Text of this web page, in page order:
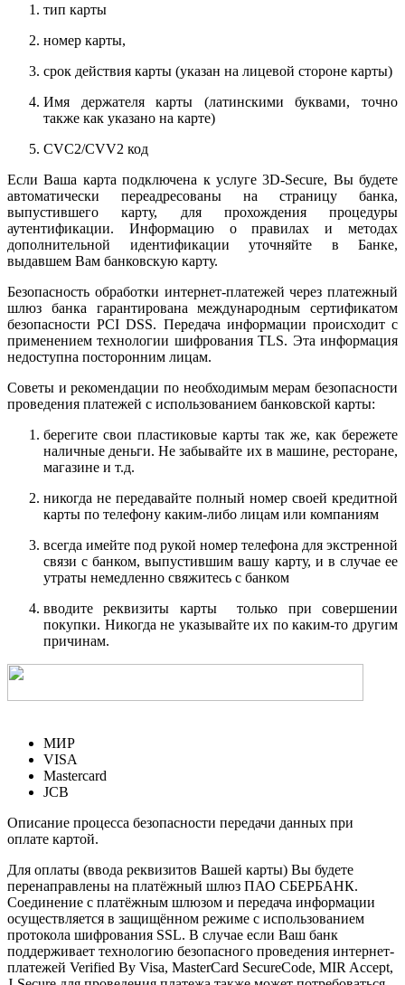
тип карты
номер карты,
срок действия карты (указан на лицевой стороне карты)
Имя держателя карты (латинскими буквами, точно
также как указано на карте)
CVC2/CVV2 код
Если Ваша карта подключена к услуге 3D-Secure, Вы будете
автоматически переадресованы на страницу банка,
выпустившего карту, для прохождения процедуры
аутентификации. Информацию о правилах и методах
дополнительной идентификации уточняйте в Банке,
выдавшем Вам банковскую карту.
Безопасность обработки интернет-платежей через платежный
шлюз банка гарантирована международным сертификатом
безопасности PCI DSS. Передача информации происходит с
применением технологии шифрования TLS. Эта информация
недоступна посторонним лицам.
Советы и рекомендации по необходимым мерам безопасности
проведения платежей с использованием банковской карты:
берегите свои пластиковые карты так же, как бережете
наличные деньги. Не забывайте их в машине, ресторане,
магазине и т.д.
никогда не передавайте полный номер своей кредитной
карты по телефону каким-либо лицам или компаниям
всегда имейте под рукой номер телефона для экстренной
связи с банком, выпустившим вашу карту, и в случае ее
утраты немедленно свяжитесь с банком
вводите реквизиты карты только при совершении
покупки. Никогда не указывайте их по каким-то другим
причинам.
МИР
VISA
Mastercard
JCB
Описание процесса безопасности передачи данных при
оплате картой.
Для оплаты (ввода реквизитов Вашей карты) Вы будете
перенаправлены на платёжный шлюз ПАО СБЕРБАНК.
Соединение с платёжным шлюзом и передача информации
осуществляется в защищённом режиме с использованием
протокола шифрования SSL. В случае если Ваш банк
поддерживает технологию безопасного проведения интернет-
платежей Verified By Visa, MasterCard SecureCode, MIR Accept,